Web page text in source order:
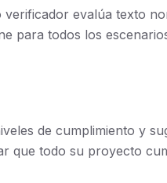
evalúa texto
todos los
de cumplimiento y
todo su proyecto